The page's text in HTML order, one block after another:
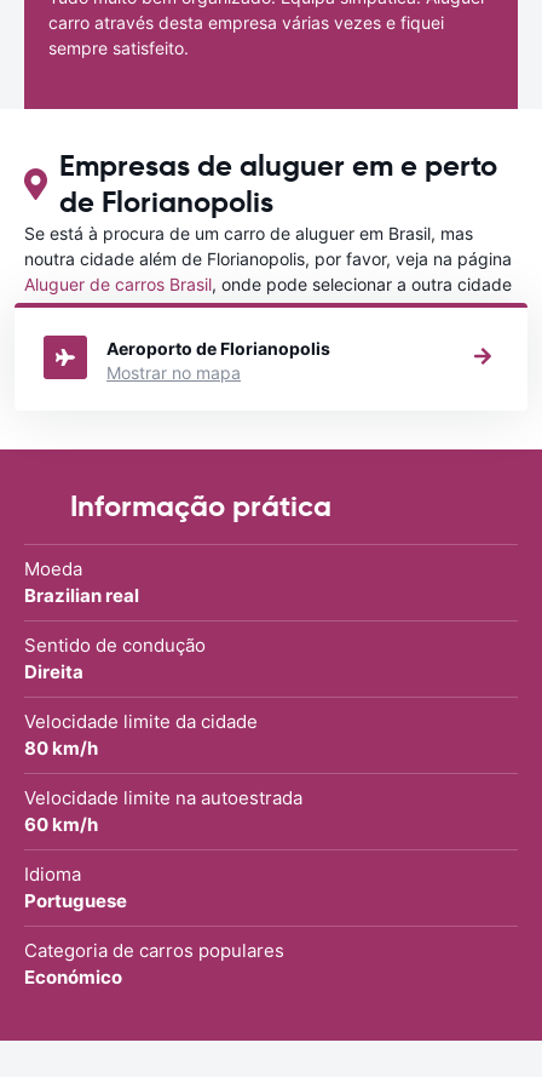
carro através desta empresa várias vezes e fiquei
sempre satisfeito.
Empresas de aluguer em e perto
de Florianopolis
Se está à procura de um carro de aluguer em Brasil, mas
noutra cidade além de Florianopolis, por favor, veja na página
Aluguer de carros Brasil, onde pode selecionar a outra cidade
em Brasil que gostaria de alugar um carro
Aeroporto de Florianopolis
Mostrar no mapa
Informação prática
Moeda
Brazilian real
Sentido de condução
Direita
Velocidade limite da cidade
80 km/h
Velocidade limite na autoestrada
60 km/h
Idioma
Portuguese
Categoria de carros populares
Económico